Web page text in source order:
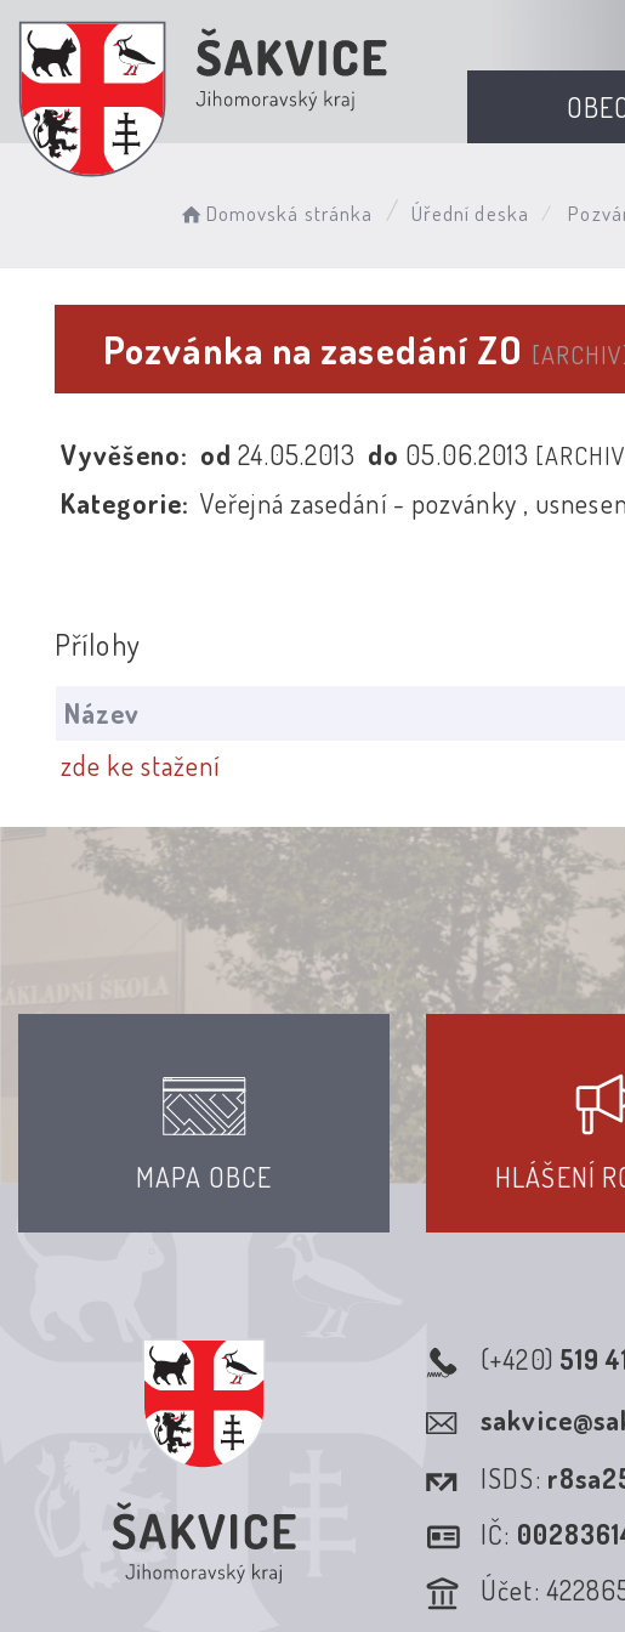
Domovská stránka Úřední deska
Pozvánka na zasedání ZO
Vyvěšeno: od24.05.2013 do 05.06.2013
Kategorie: Veřejná zasedání - pozvánky ,
Přílohy
Název
zde ke stažení
MAPA OBCE HLÁŠENÍ
(+420) 519
ISDS:
IČ:
Účet: